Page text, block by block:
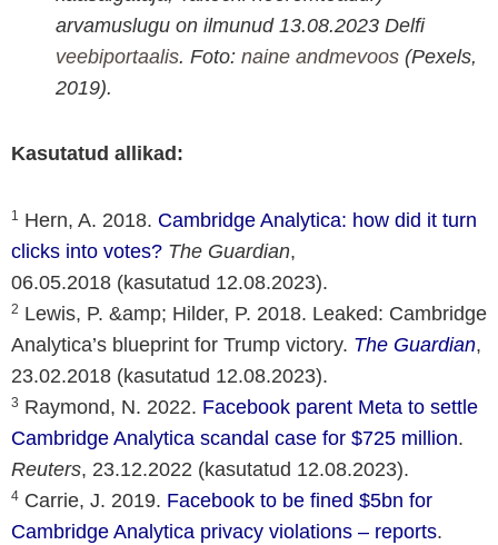
arvamuslugu on ilmunud 13.08.2023 Delfi
veebiportaalis. Foto: naine andmevoos (Pexels,
2019).
Kasutatud allikad:
1 Hern, A. 2018. Cambridge Analytica: how did it turn
clicks into votes? The Guardian,
06.05.2018 (kasutatud 12.08.2023).
2 Lewis, P. &amp; Hilder, P. 2018. Leaked: Cambridge
Analytica’s blueprint for Trump victory. The Guardian,
23.02.2018 (kasutatud 12.08.2023).
3 Raymond, N. 2022. Facebook parent Meta to settle
Cambridge Analytica scandal case for $725 million.
Reuters, 23.12.2022 (kasutatud 12.08.2023).
4 Carrie, J. 2019. Facebook to be fined $5bn for
Cambridge Analytica privacy violations – reports.